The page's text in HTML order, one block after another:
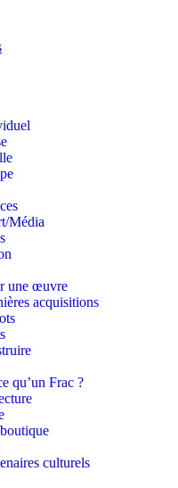
Média
une œuvre
acquisitions
qu’un Frac ?
culturels